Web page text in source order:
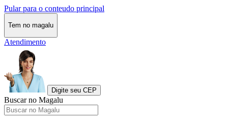
Pular para o conteudo principal
Tem no magalu
Atendimento
Digite seu CEP
Buscar no Magalu